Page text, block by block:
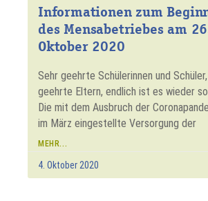
Informationen zum
des Mensabetriebes am
Oktober 2020
Sehr geehrte Schülerinnen und
geehrte Eltern, endlich ist es wieder
Die mit dem Ausbruch der
im März eingestellte Versorgung der
MEHR...
4. Oktober 2020